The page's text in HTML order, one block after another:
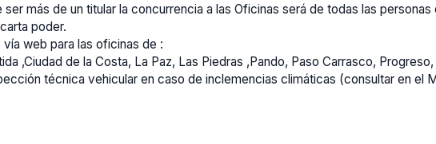
ser más de un titular la concurrencia a las Oficinas será de todas las
poder.
vía web para las oficinas de :
,Ciudad de la Costa, La Paz, Las Piedras ,Pando, Paso Carrasco,
técnica vehicular en caso de inclemencias climáticas (consultar en el